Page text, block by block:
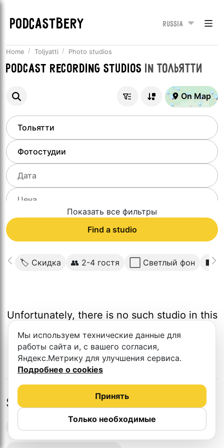
PODCASTBERY Russia
Home Toljyatti Photo studios
Podcast recording studios inТольятти
On Map
Показать все фильтры
Find a studio
🏷 Скидка 👥 2-4 гостя ⬜️ Светлый фон ⬛️
Unfortunately, there is no such studio in this
Studios in nearby cities
Podcast recording studios
Мы используем технические данные для
работы сайта и, с вашего согласия,
Яндекс.Метрику для улучшения сервиса.
Подробнее о cookies
Только необходимые
Принять